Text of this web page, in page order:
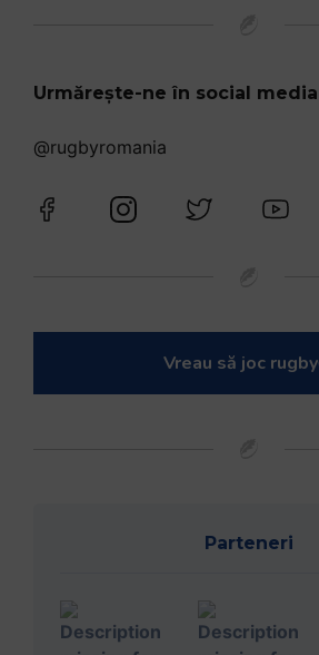
Urmărește-ne în social media
@rugbyromania
Vreau să joc rugby
Parteneri